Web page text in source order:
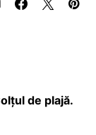
de plajă.